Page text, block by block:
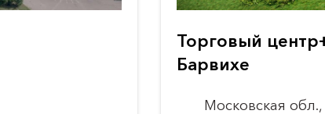
Торговый
Барвихе
Московская обл.,